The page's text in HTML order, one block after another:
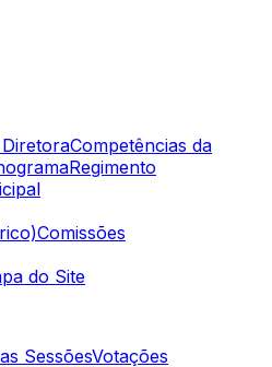
Competências da
Regimento
Comissões
do Site
SessõesVotações